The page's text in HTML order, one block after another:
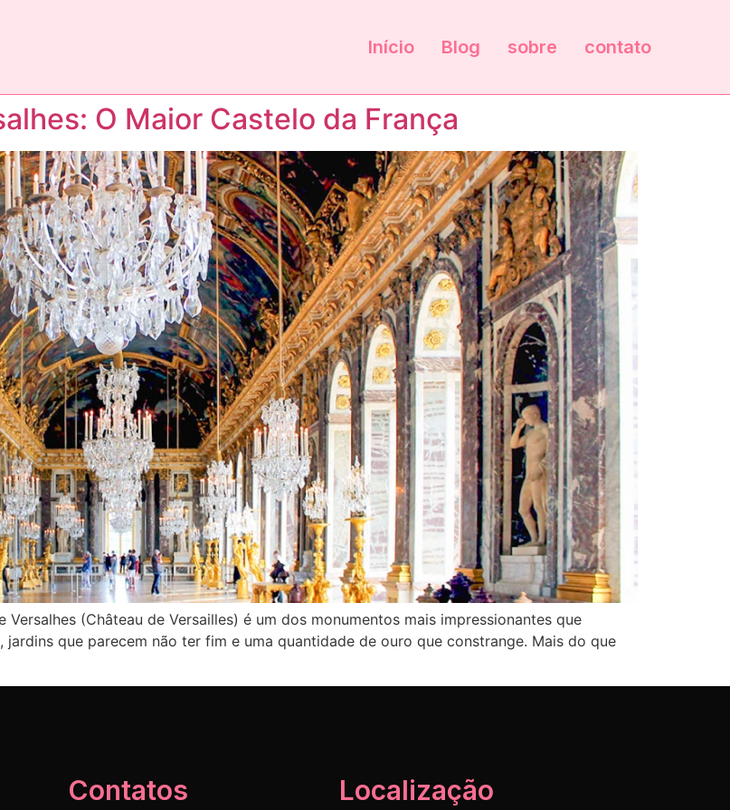
Início Blog sobre contato
O Maior Castelo da França
Versalhes (Château de Versailles) é um dos monumentos mais impressionantes que
que parecem não ter fim e uma quantidade de ouro que constrange. Mais do que
Contatos Localização